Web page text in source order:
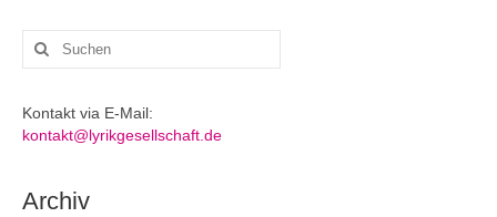
Suchen
nach:
Kontakt via E-Mail:
kontakt@lyrikgesellschaft.de
Archiv